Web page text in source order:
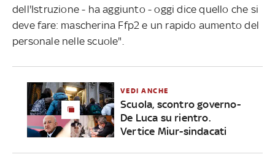
dell'Istruzione - ha aggiunto - oggi dice quello che si
deve fare: mascherina Ffp2 e un rapido aumento del
personale nelle scuole".
VEDI ANCHE
Scuola, scontro governo-
De Luca su rientro.
Vertice Miur-sindacati